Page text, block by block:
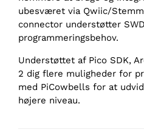
ubesværet via Qwiic/
connector understøtter
programmeringsbehov.
Understøttet af Pico SDK,
2 dig flere muligheder for
med PiCowbells for at
højere niveau.